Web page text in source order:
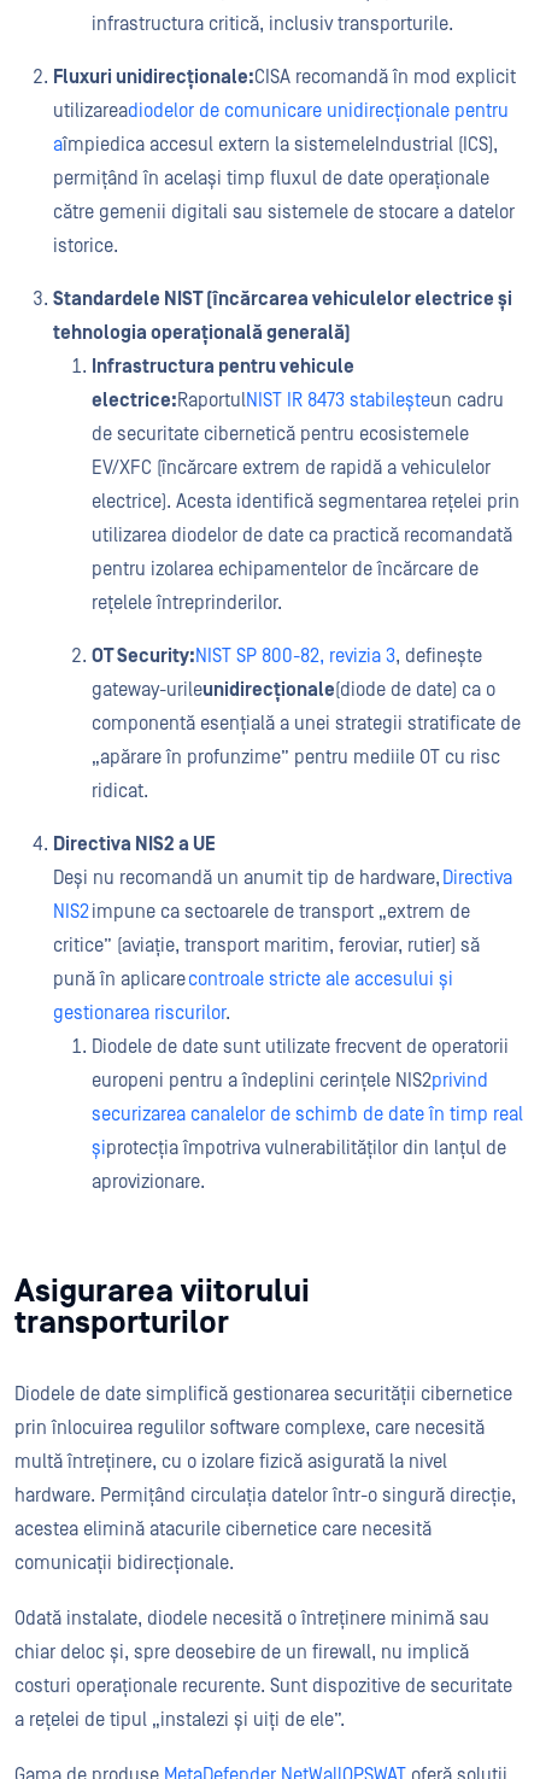
infrastructura critică, inclusiv transporturile.
Fluxuri unidirecționale:CISA recomandă în mod explicit
utilizareadiodelor de comunicare unidirecționale pentru
aîmpiedica accesul extern la sistemeleIndustrial (ICS),
permițând în același timp fluxul de date operaționale
către gemenii digitali sau sistemele de stocare a datelor
istorice.
Standardele NIST (încărcarea vehiculelor electrice și
tehnologia operațională generală)
Infrastructura pentru vehicule
electrice:RaportulNIST IR 8473 stabileșteun cadru
de securitate cibernetică pentru ecosistemele
EV/XFC (încărcare extrem de rapidă a vehiculelor
electrice). Acesta identifică segmentarea rețelei prin
utilizarea diodelor de date ca practică recomandată
pentru izolarea echipamentelor de încărcare de
rețelele întreprinderilor.
OT Security:NIST SP 800-82, revizia 3, definește
gateway-urileunidirecționale(diode de date) ca o
componentă esențială a unei strategii stratificate de
„apărare în profunzime” pentru mediile OT cu risc
ridicat.
Directiva NIS2 a UE
Deși nu recomandă un anumit tip de hardware, Directiva
NIS2impune ca sectoarele de transport „extrem de
critice” (aviație, transport maritim, feroviar, rutier) să
pună în aplicarecontroale stricte ale accesului și
gestionarea riscurilor.
Diodele de date sunt utilizate frecvent de operatorii
europeni pentru a îndeplini cerințele NIS2privind
securizarea canalelor de schimb de date în timp real
șiprotecția împotriva vulnerabilităților din lanțul de
aprovizionare.
Asigurarea viitorului
transporturilor
Diodele de date simplifică gestionarea securității cibernetice
prin înlocuirea regulilor software complexe, care necesită
multă întreținere, cu o izolare fizică asigurată la nivel
hardware. Permițând circulația datelor într-o singură direcție,
acestea elimină atacurile cibernetice care necesită
comunicații bidirecționale.
Odată instalate, diodele necesită o întreținere minimă sau
chiar deloc și, spre deosebire de un firewall, nu implică
costuri operaționale recurente. Sunt dispozitive de securitate
a rețelei de tipul „instalezi și uiți de ele”.